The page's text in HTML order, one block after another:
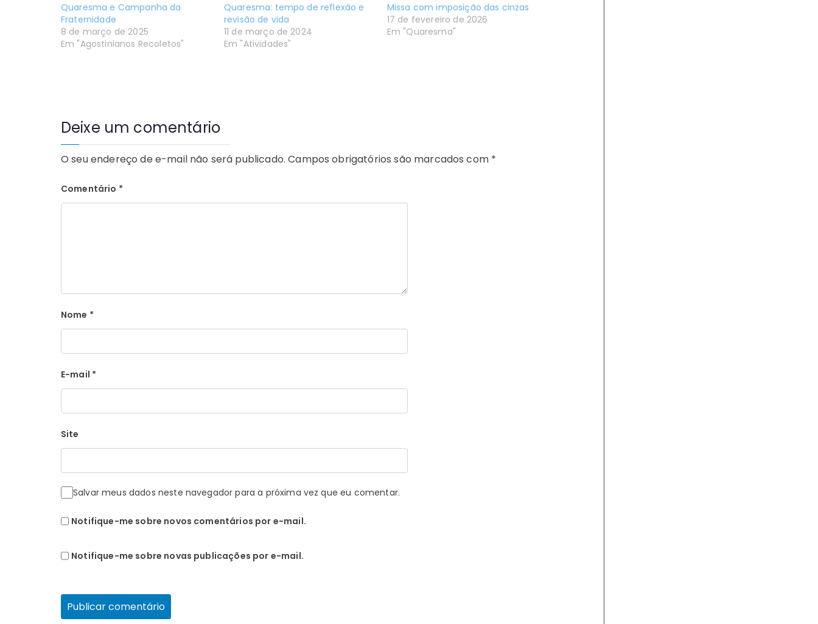
Quaresma e Campanha da
Fraternidade
8 de março de 2025
Em "Agostinianos Recoletos"
Quaresma: tempo de reflexão e
revisão de vida
11 de março de 2024
Em "Atividades"
Missa com imposição das cinzas
17 de fevereiro de 2026
Em "Quaresma"
Deixe um comentário
O seu endereço de e-mail não será publicado. Campos obrigatórios são marcados com *
Comentário *
Nome *
E-mail *
Site
Salvar meus dados neste navegador para a próxima vez que eu comentar.
Notifique-me sobre novos comentários por e-mail.
Notifique-me sobre novas publicações por e-mail.